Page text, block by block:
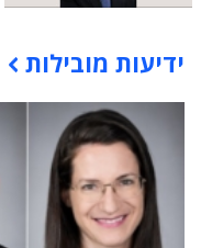
תוכן פרסומי
ידיעות מובילות